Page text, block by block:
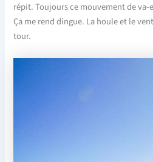
répit. Toujours ce mouvement de
Ça me rend dingue. La houle et le
tour.